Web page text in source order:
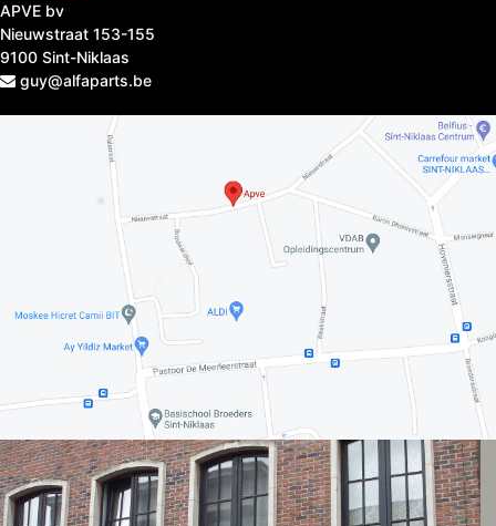
APVE bv
Nieuwstraat 153-155
9100 Sint-Niklaas
guy@alfaparts.be